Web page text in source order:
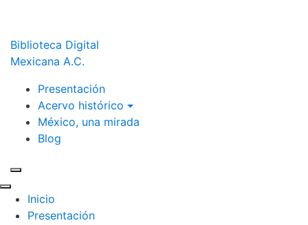
Biblioteca Digital
Mexicana A.C.
Presentación
Acervo histórico
México, una mirada
Blog
Inicio
Presentación